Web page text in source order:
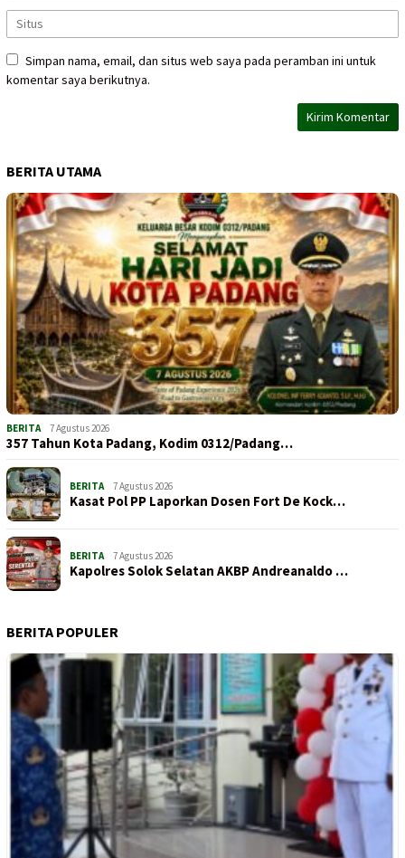
Simpan nama, email, dan situs web saya pada peramban ini untuk
komentar saya berikutnya.
BERITA UTAMA
BERITA 7 Agustus 2026
357 Tahun Kota Padang, Kodim 0312/Padang…
BERITA 7 Agustus 2026
Kasat Pol PP Laporkan Dosen Fort De Kock…
BERITA 7 Agustus 2026
Kapolres Solok Selatan AKBP Andreanaldo …
BERITA POPULER